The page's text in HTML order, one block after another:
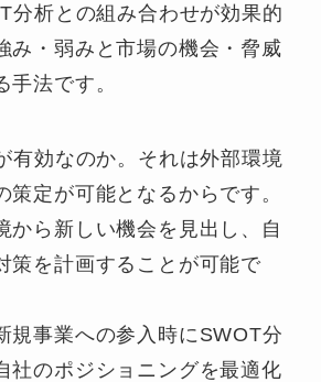
分析との組み合わせが効果的
み・弱みと市場の機会・脅威
手法です。
有効なのか。それは外部環境
策定が可能となるからです。
から新しい機会を見出し、自
策を計画することが可能で
規事業への参入時にSWOT分
社のポジショニングを最適化